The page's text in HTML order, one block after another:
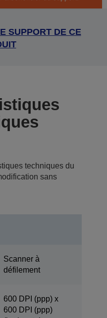
SUPPORT DE CE
techniques du
sans
Scanner à
défilement
600 DPI (ppp) x
600 DPI (ppp)